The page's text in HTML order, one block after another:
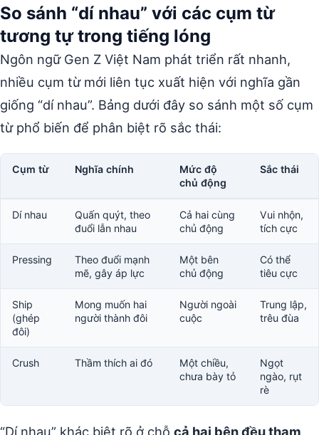
So sánh “dí nhau” với các cụm từ
tương tự trong tiếng lóng
Ngôn ngữ Gen Z Việt Nam phát triển rất nhanh,
nhiều cụm từ mới liên tục xuất hiện với nghĩa gần
giống “dí nhau”. Bảng dưới đây so sánh một số cụm
từ phổ biến để phân biệt rõ sắc thái:
Cụm từ Nghĩa chính
Mức độ
chủ động
Sắc thái
Dí nhau
Quấn quýt, theo
đuổi lẫn nhau
Cả hai cùng
chủ động
Vui nhộn,
tích cực
Pressing
Theo đuổi mạnh
mẽ, gây áp lực
Một bên
chủ động
Có thể
tiêu cực
Ship
(ghép
đôi)
Mong muốn hai
người thành đôi
Người ngoài
cuộc
Trung lập,
trêu đùa
Crush Thầm thích ai đó
Một chiều,
chưa bày tỏ
Ngọt
ngào, rụt
rè
“Dí nhau” khác biệt rõ ở chỗ cả hai bên đều tham